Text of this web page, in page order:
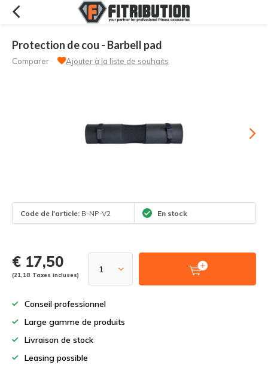
Protection de cou - Barbell pad
Comparer Ajouter à la liste de souhaits
Code de l'article: B-NP-V2 En stock
€ 17,50
(21,18 Taxes incluses)
Conseil professionnel
Large gamme de produits
Livraison de stock
Leasing possible